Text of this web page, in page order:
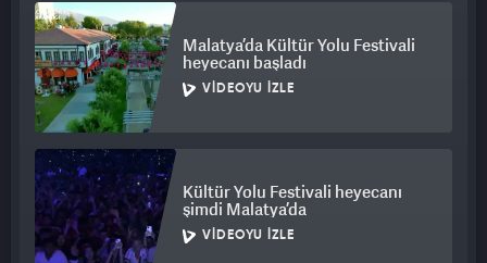
Malatya’da Kültür Yolu Festivali
heyecanı başladı
VIDEOYU İZLE
Kültür Yolu Festivali heyecanı
şimdi Malatya’da
VIDEOYU İZLE